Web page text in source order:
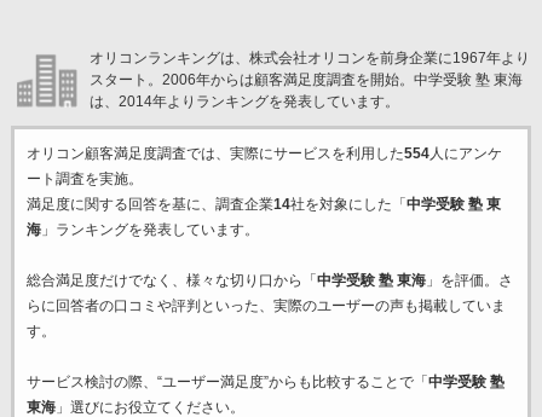
オリコンランキングは、株式会社オリコンを前身企業に1967年より
スタート。2006年からは顧客満足度調査を開始。中学受験 塾 東海
は、2014年よりランキングを発表しています。
オリコン顧客満足度調査では、実際にサービスを利用した554人にアンケ
ート調査を実施。
満足度に関する回答を基に、調査企業14社を対象にした「 中学受験 塾 東
海」ランキングを発表しています。
総合満足度だけでなく、様々な切り口から「 中学受験 塾 東海」を評価。さ
らに回答者の口コミや評判といった、実際のユーザーの声も掲載していま
す。
サービス検討の際、“ユーザー満足度”からも比較することで「 中学受験 塾
東海」選びにお役立てください。